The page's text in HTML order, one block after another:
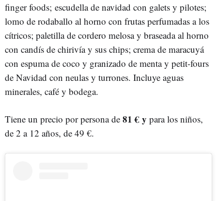
finger foods; escudella de navidad con galets y pilotes;
lomo de rodaballo al horno con frutas perfumadas a los
cítricos; paletilla de cordero melosa y braseada al horno
con candís de chirivía y sus chips; crema de maracuyá
con espuma de coco y granizado de menta y petit-fours
de Navidad con neulas y turrones. Incluye aguas
minerales, café y bodega.
Tiene un precio por persona de 81 € y para los niños,
de 2 a 12 años, de 49 €.